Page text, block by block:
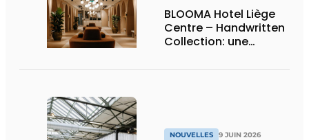
BLOOMA Hotel Liège
Centre – Handwritten
Collection: une
NOUVELLES 9 JUIN 2026